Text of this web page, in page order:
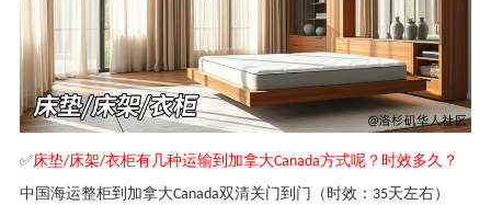
华人社区信息发布规范》
华人社区账号注册及使用规范》
洛杉矶热点 娱乐八卦 同乡联谊
✅床垫/床架/衣柜有几种运输到加拿大Canada方式呢？时效多久？
中国海运整柜到加拿大Canada双清关门到门（时效： 35天左右）